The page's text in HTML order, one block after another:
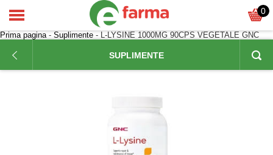
0
Prima pagina- Suplimente - L-LYSINE 1000MG 90CPS VEGETALE GNC
SUPLIMENTE